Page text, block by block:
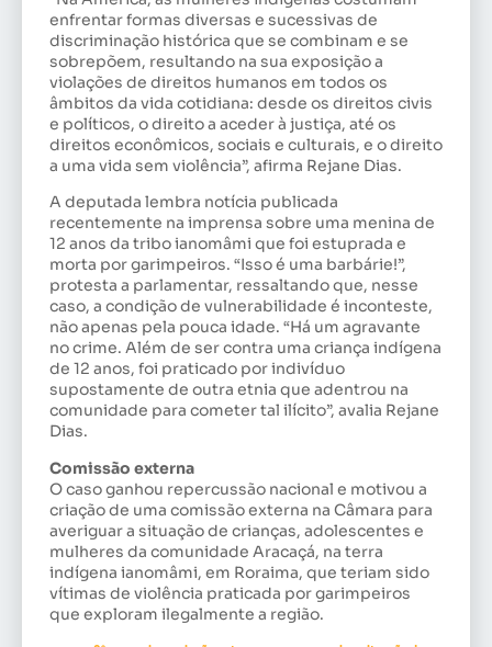
enfrentar formas diversas e sucessivas de
discriminação histórica que se combinam e se
sobrepõem, resultando na sua exposição a
violações de direitos humanos em todos os
âmbitos da vida cotidiana: desde os direitos civis
e políticos, o direito a aceder à justiça, até os
direitos econômicos, sociais e culturais, e o direito
a uma vida sem violência”, afirma Rejane Dias.
A deputada lembra notícia publicada
recentemente na imprensa sobre uma menina de
12 anos da tribo ianomâmi que foi estuprada e
morta por garimpeiros. “Isso é uma barbárie!”,
protesta a parlamentar, ressaltando que, nesse
caso, a condição de vulnerabilidade é inconteste,
não apenas pela pouca idade. “Há um agravante
no crime. Além de ser contra uma criança indígena
de 12 anos, foi praticado por indivíduo
supostamente de outra etnia que adentrou na
comunidade para cometer tal ilícito”, avalia Rejane
Dias.
Comissão externa
O caso ganhou repercussão nacional e motivou a
criação de uma comissão externa na Câmara para
averiguar a situação de crianças, adolescentes e
mulheres da comunidade Aracaçá, na terra
indígena ianomâmi, em Roraima, que teriam sido
vítimas de violência praticada por garimpeiros
que exploram ilegalmente a região.